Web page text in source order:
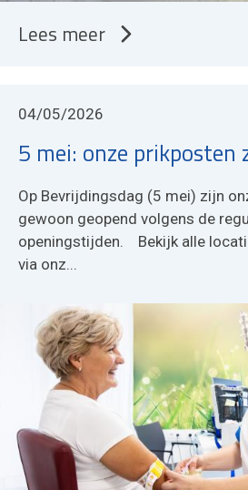
Lees meer
04/05/2026
5 mei: onze prikposten
Op Bevrijdingsdag (5 mei) zijn
gewoon geopend volgens de
openingstijden. Bekijk alle
via onz...